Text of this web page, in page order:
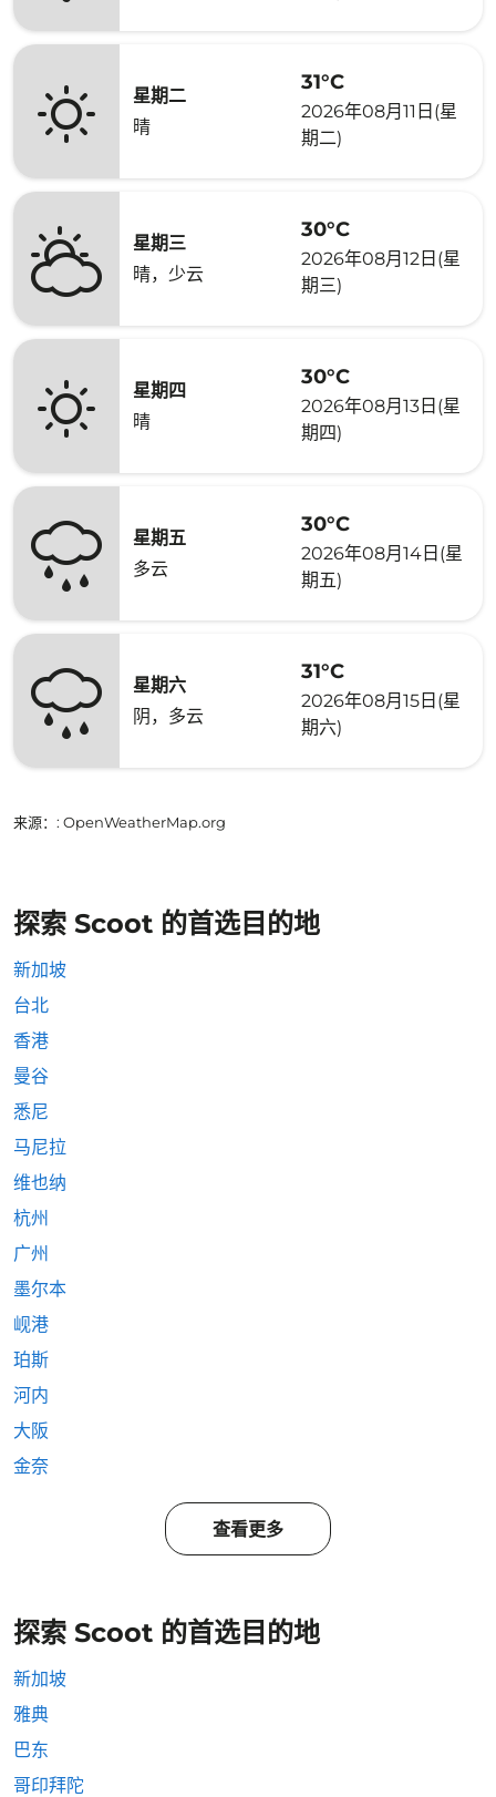
星期二
晴
31°C
2026年08月11日(星
期二)
星期三
晴，少云
30°C
2026年08月12日(星
期三)
星期四
晴
30°C
2026年08月13日(星
期四)
星期五
多云
30°C
2026年08月14日(星
期五)
星期六
阴，多云
31°C
2026年08月15日(星
期六)
来源： : OpenWeatherMap.org
探索 Scoot 的首选目的地
新加坡
台北
香港
曼谷
悉尼
马尼拉
维也纳
杭州
广州
墨尔本
岘港
珀斯
河内
大阪
金奈
查看更多
探索 Scoot 的首选目的地
新加坡
雅典
巴东
哥印拜陀